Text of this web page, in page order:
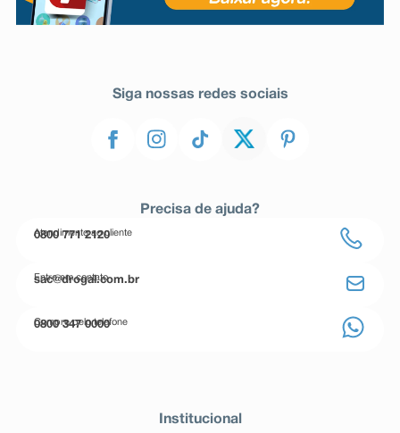
Siga nossas redes sociais
Precisa de ajuda?
Atendimento ao cliente
0800 771 2120
Entre em contato
sac@drogal.com.br
Compre pelo telefone
0800 347 0000
Institucional